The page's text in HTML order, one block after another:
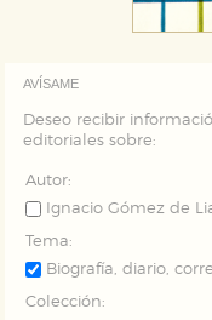
AVÍSAME
Deseo recibir
editoriales sobre:
Autor:
Ignacio Gómez de
Tema:
Biografía, diario,
Colección: